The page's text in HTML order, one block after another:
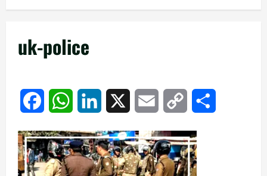
uk-police
FacebookWhatsAppLinkedIn Email
Copy